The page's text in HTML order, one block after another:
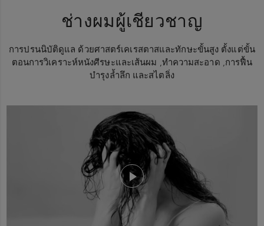
ช่างผมผู้เชียวชาญ
การปรนนิบัติดูแล ด้วยศาสตร์เคเรสตาสและทักษะขั้นสูง ตั้งแต่ขั้น
ตอนการวิเคราะห์หนังศีรษะและเส้นผม ,ทำความสะอาด ,การฟื้น
บำรุงล้ำลึก และสไตลิ่ง